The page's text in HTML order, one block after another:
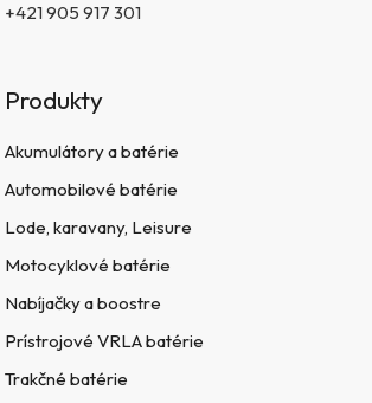
+421 905 917 301
Produkty
Akumulátory a batérie
Automobilové batérie
Lode, karavany, Leisure
Motocyklové batérie
Nabíjačky a boostre
Prístrojové VRLA batérie
Trakčné batérie